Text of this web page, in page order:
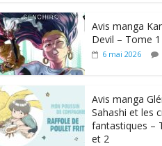
Avis manga
Devil – Tome 1
6 mai 2026
Avis manga
Sahashi et les
fantastiques –
et 2